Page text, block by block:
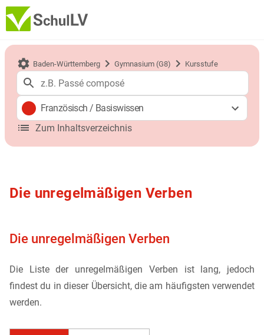
Baden-Württemberg Gymnasium (G8) Kursstufe
Französisch / Basiswissen
Zum Inhaltsverzeichnis
Die unregelmäßigen Verben
Die unregelmäßigen Verben
Die Liste der unregelmäßigen Verben ist lang, jedoch
findest du in dieser Übersicht, die am häufigsten verwendet
werden.